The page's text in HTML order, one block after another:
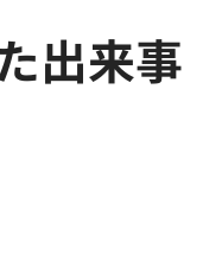
出来事